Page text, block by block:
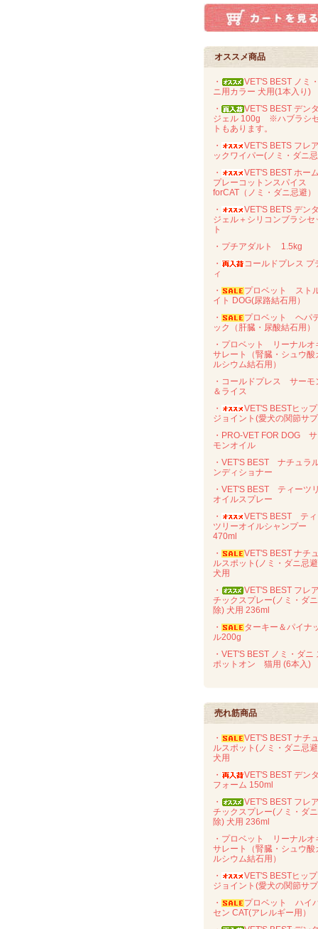
オススメ商品
・
VET'S BEST ノミ
ニ用カラー 犬用(1本入り)
・
VET'S BEST デン
ジェル 100g ※ハブラシ
トもあります。
・
VET'S BETS フレ
ックワイパー(ノミ・ダニ
・
VET'S BEST ホー
プレーコットンスパイス
forCAT（ノミ・ダニ忌避）
・
VET'S BETS デン
ジェル＋シリコンブラシセ
ト
・プチアダルト 1.5kg
・
コールドプレス プ
ィ
・
プロベット スト
イト DOG(尿路結石用）
・
プロベット ヘパ
ック（肝臓・尿酸結石用）
・プロベット リーナルオ
サレート（腎臓・シュウ酸
ルシウム結石用）
・コールドプレス サーモ
＆ライス
・
VET'S BESTヒップ
ジョイント(愛犬の関節サ
・PRO-VET FOR DOG
モンオイル
・VET'S BEST ナチュラ
ンディショナー
・VET'S BEST ティーツ
オイルスプレー
・
VET'S BEST ティ
ツリーオイルシャンプー
470ml
・
VET'S BEST ナチ
ルスポット(ノミ・ダニ忌
犬用
・
VET'S BEST フレ
チックスプレー(ノミ・ダ
除) 犬用 236ml
・
ターキー＆パイナ
ル200g
・VET'S BEST ノミ・ダニ
ポットオン 猫用 (6本入)
売れ筋商品
・
VET'S BEST ナチ
ルスポット(ノミ・ダニ忌
犬用
・
VET'S BEST デン
フォーム 150ml
・
VET'S BEST フレ
チックスプレー(ノミ・ダ
除) 犬用 236ml
・プロベット リーナルオ
サレート（腎臓・シュウ酸
ルシウム結石用）
・
VET'S BESTヒップ
ジョイント(愛犬の関節サ
・
プロベット ハイ
セン CAT(アレルギー用）